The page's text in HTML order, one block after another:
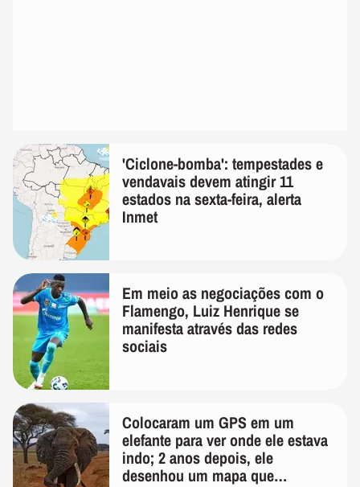
'Ciclone-bomba': tempestades e
vendavais devem atingir 11
estados na sexta-feira, alerta
Inmet
Em meio as negociações com o
Flamengo, Luiz Henrique se
manifesta através das redes
sociais
Colocaram um GPS em um
elefante para ver onde ele estava
indo; 2 anos depois, ele
desenhou um mapa que